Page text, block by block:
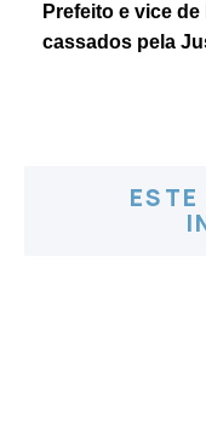
Prefeito e vice
cassados pela
ESTE